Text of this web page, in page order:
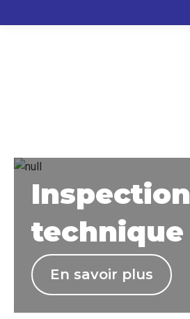
Inspection
technique
En savoir plus